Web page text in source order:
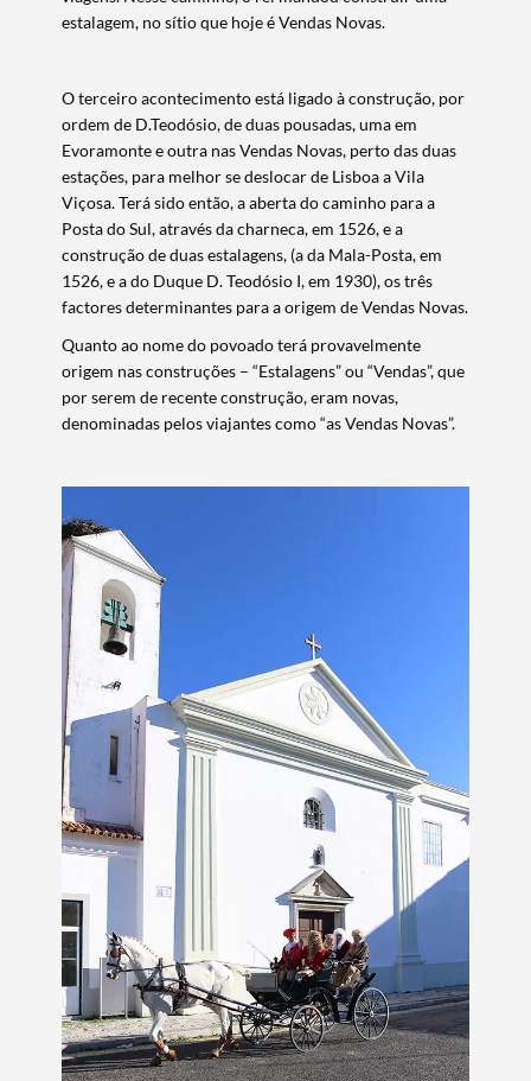
Termo de Pesquisa
Categorias gerais
estalagem, no sítio que hoje é Vendas Novas.
O terceiro acontecimento está ligado à construção, por
ordem de D.Teodósio, de duas pousadas, uma em
Evoramonte e outra nas Vendas Novas, perto das duas
estações, para melhor se deslocar de Lisboa a Vila
Viçosa. Terá sido então, a aberta do caminho para a
Posta do Sul, através da charneca, em 1526, e a
construção de duas estalagens, (a da Mala-Posta, em
1526, e a do Duque D. Teodósio I, em 1930), os três
factores determinantes para a origem de Vendas Novas.
Quanto ao nome do povoado terá provavelmente
origem nas construções – “Estalagens” ou “Vendas”, que
por serem de recente construção, eram novas,
denominadas pelos viajantes como “as Vendas Novas”.